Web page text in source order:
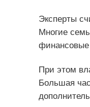
Эксперты
Многие
финансовые
При этом
Большая